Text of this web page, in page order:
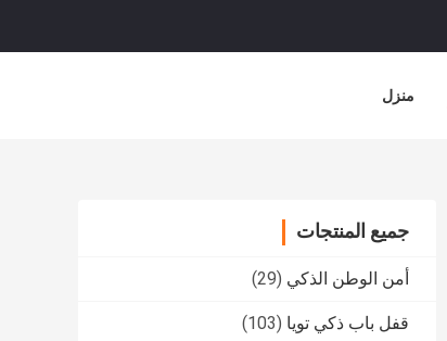
منزل
جميع المنتجات
أمن الوطن الذكي (29)
قفل باب ذكي تويا (103)